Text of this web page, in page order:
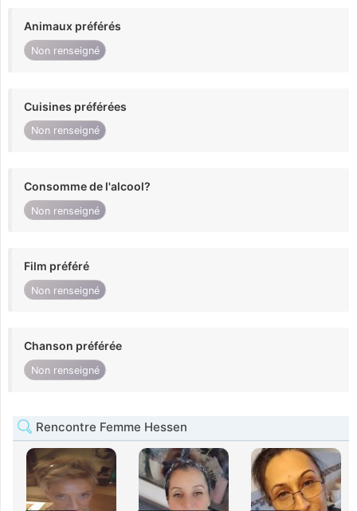
Animaux préférés
Non renseigné
Cuisines préférées
Non renseigné
Consomme de l'alcool?
Non renseigné
Film préféré
Non renseigné
Chanson préférée
Non renseigné
Rencontre Femme Hessen